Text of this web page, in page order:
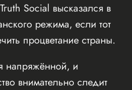
Social высказался в
режима, если тот
процветание страны.
напряжённой, и
внимательно следит